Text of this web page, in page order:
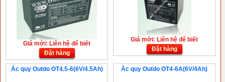
Giá mới: Liên hệ để biết
Đặt hàng
Giá mới: Liên hệ để biết
Đặt hàng
Ắc quy Outdo OT4.5-6(6V/4.5Ah) Ắc quy Outdo OT4-6A(6V/4Ah)